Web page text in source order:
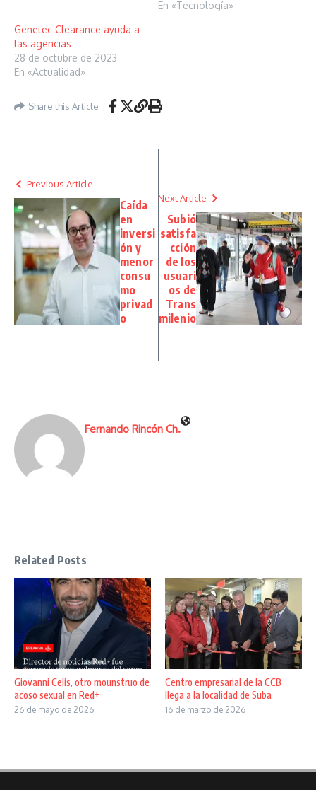
En «Tecnología»
Genetec Clearance ayuda a
las agencias
28 de octubre de 2023
En «Actualidad»
Share this Article
Previous Article
Caída
en
inversi
ón y
menor
consu
mo
privad
o
Next Article
Subió
satisfa
cción
de los
usuari
os de
Trans
milenio
Fernando Rincón Ch.
Related Posts
Giovanni Celis, otro mounstruo de
acoso sexual en Red+
26 de mayo de 2026
Centro empresarial de la CCB
llega a la localidad de Suba
16 de marzo de 2026